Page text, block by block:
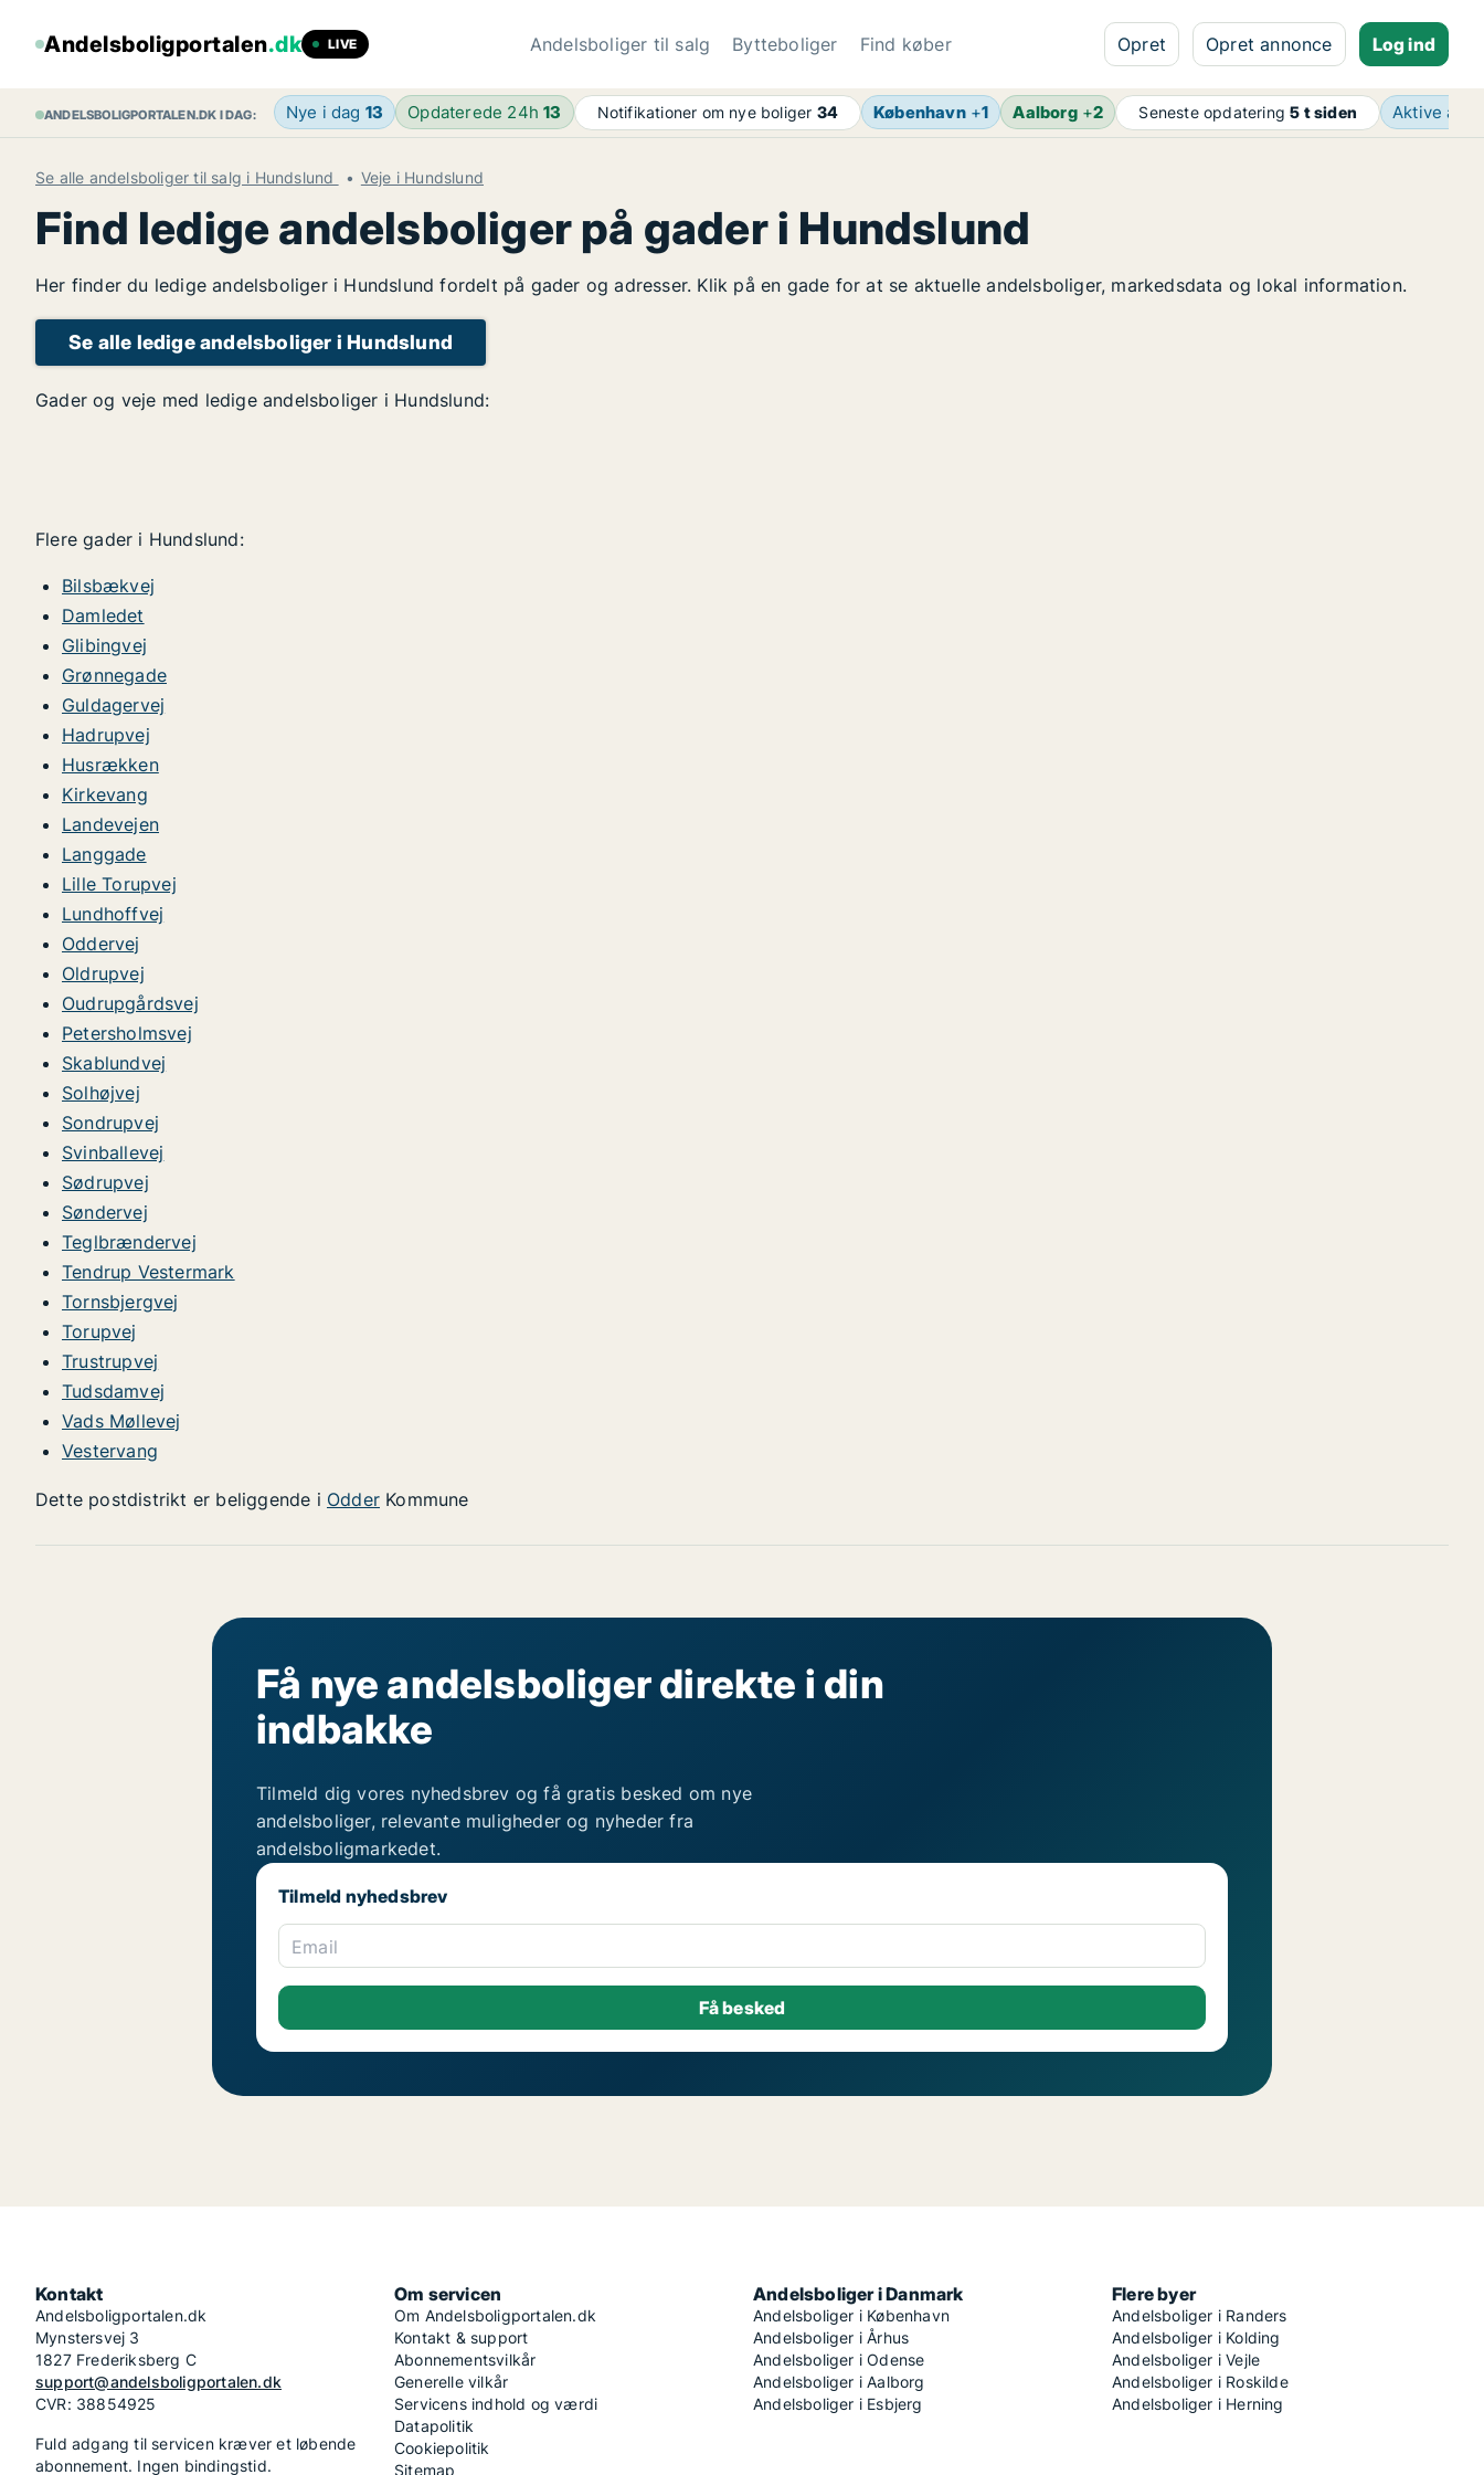
Andelsboligportalen.dk LIVE Andelsboliger til salg Bytteboliger Find køber Opret Opret annonce Log ind
ANDELSBOLIGPORTALEN.DK I DAG: Nye i dag 13 Opdaterede 24h13 Notifikationer om nye boliger 34 København+1 Aalborg+2 Seneste opdatering5 t siden Aktive
Se alle andelsboliger til salg i Hundslund Veje i Hundslund
Find ledige andelsboliger på gader i Hundslund
Her finder du ledige andelsboliger i Hundslund fordelt på gader og adresser. Klik på en gade for at se aktuelle andelsboliger, markedsdata og lokal information.
Se alle ledige andelsboliger i Hundslund
Gader og veje med ledige andelsboliger i Hundslund:
Flere gader i Hundslund:
Bilsbækvej
Damledet
Glibingvej
Grønnegade
Guldagervej
Hadrupvej
Husrækken
Kirkevang
Landevejen
Langgade
Lille Torupvej
Lundhoffvej
Oddervej
Oldrupvej
Oudrupgårdsvej
Petersholmsvej
Skablundvej
Solhøjvej
Sondrupvej
Svinballevej
Sødrupvej
Søndervej
Teglbrændervej
Tendrup Vestermark
Tornsbjergvej
Torupvej
Trustrupvej
Tudsdamvej
Vads Møllevej
Vestervang
Dette postdistrikt er beliggende i Odder Kommune
Få nye andelsboliger direkte i din
indbakke
Tilmeld dig vores nyhedsbrev og få gratis besked om nye
andelsboliger, relevante muligheder og nyheder fra
andelsboligmarkedet.
Tilmeld nyhedsbrev
Email
Kontakt
Andelsboligportalen.dk
Mynstersvej 3
1827 Frederiksberg C
support@andelsboligportalen.dk
CVR: 38854925
Fuld adgang til servicen kræver et løbende
abonnement. Ingen bindingstid.
Om servicen
Om Andelsboligportalen.dk
Kontakt & support
Abonnementsvilkår
Generelle vilkår
Servicens indhold og værdi
Datapolitik
Cookiepolitik
Sitemap
Andelsboliger i Danmark
Andelsboliger i København
Andelsboliger i Århus
Andelsboliger i Odense
Andelsboliger i Aalborg
Andelsboliger i Esbjerg
Flere byer
Andelsboliger i Randers
Andelsboliger i Kolding
Andelsboliger i Vejle
Andelsboliger i Roskilde
Andelsboliger i Herning